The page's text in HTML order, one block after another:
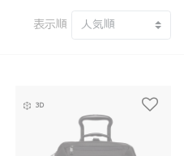
表示順
3D